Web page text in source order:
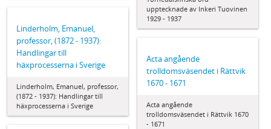
upptecknade av Inkeri Tuovinen
1929 - 1937
Linderholm, Emanuel,
professor, (1872 - 1937):
Handlingar till
häxprocesserna i Sverige
Linderholm, Emanuel, professor,
(1872 - 1937): Handlingar till
häxprocesserna i Sverige
Acta angående
trolldomsväsendet i Rättvik
1670 - 1671
Acta angående
trolldomsväsendet i Rättvik 1670
- 1671